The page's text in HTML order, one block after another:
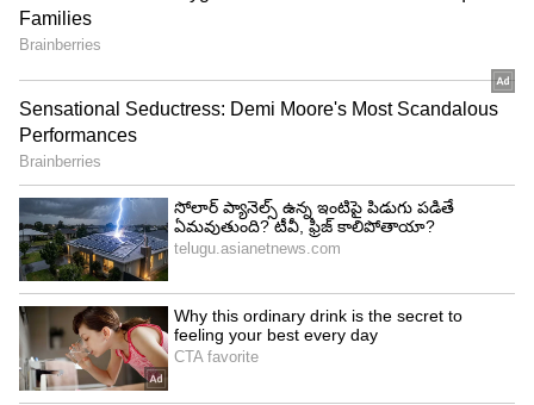
3
5
Image Credit :Google Playstore
యాప్ తాజా వెర్షన్.. ఇతర వివరాలు
VERIT యాప్ ప్రస్తుతం 1.4.0 వెర్షన్లో అందుబాటులో ఉంది.
ఈ వెర్షన్‌ను 2026 జూన్ 10న అప్‌డేట్ చేశారు. యాప్‌ను
ఇప్పటివరకు లక్ష మందికిపైగా డౌన్‌లోడ్ చేసుకున్నారు. ఈ